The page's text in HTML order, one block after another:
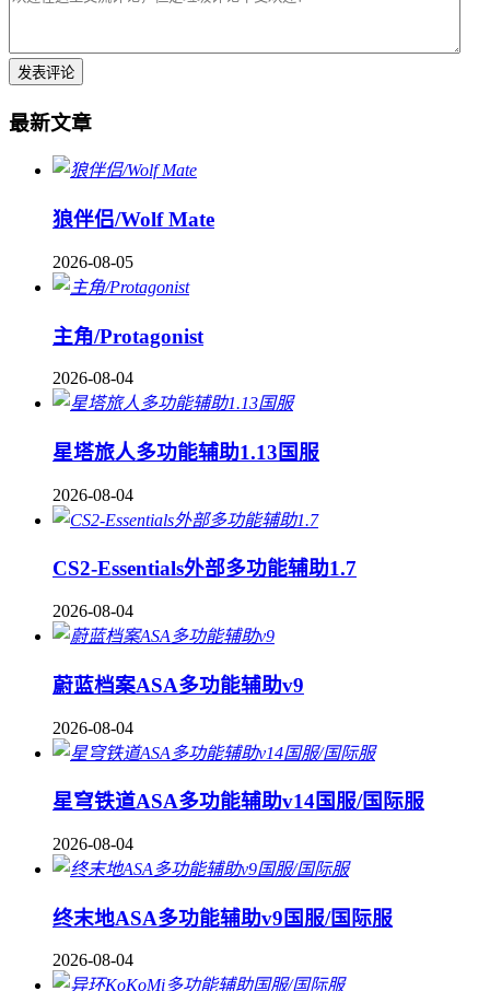
最新文章
狼伴侣/Wolf Mate
2026-08-05
主角/Protagonist
2026-08-04
星塔旅人多功能辅助1.13国服
2026-08-04
CS2-Essentials外部多功能辅助1.7
2026-08-04
蔚蓝档案ASA多功能辅助v9
2026-08-04
星穹铁道ASA多功能辅助v14国服/国际服
2026-08-04
终末地ASA多功能辅助v9国服/国际服
2026-08-04